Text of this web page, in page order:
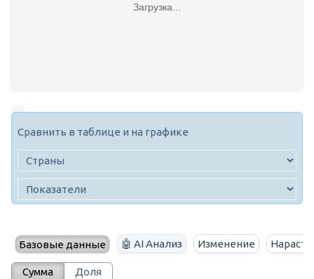
Загрузка...
Сравнить в таблице и на графике
Базовые данные 🤖 AI Анализ Изменение
Сумма Доля